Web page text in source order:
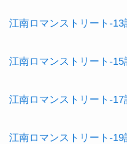
江南ロマンストリート-13
江南ロマンストリート-15
江南ロマンストリート-17
江南ロマンストリート-19